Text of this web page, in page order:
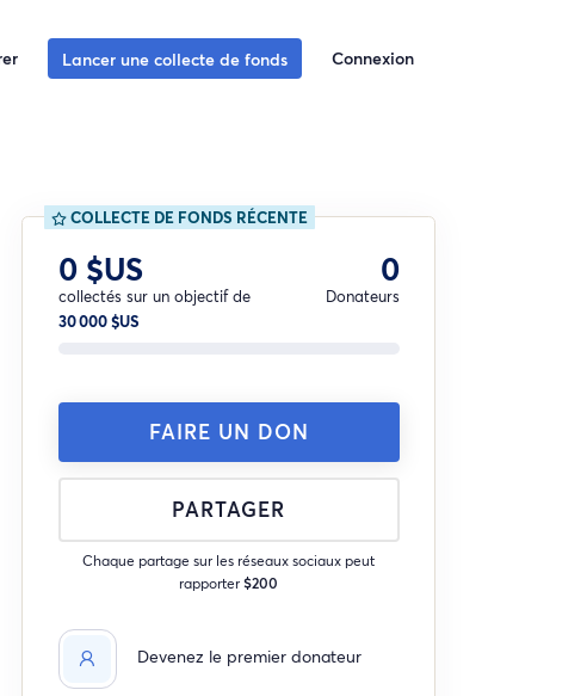
Lancer une collecte de fonds Connexion
COLLECTE DE FONDS RÉCENTE
0 $US
collectés sur un objectif de
30 000 $US
0
Donateurs
FAIRE UN DON
PARTAGER
Chaque partage sur les réseaux sociaux peut
rapporter$200
Devenez le premier donateur